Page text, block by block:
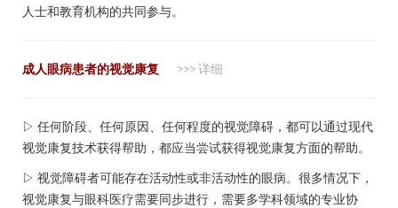
人士和教育机构的共同参与。
成人眼病患者的视觉康复 >>> 详细
▷ 任何阶段、任何原因、任何程度的视觉障碍，都可以通过现代
视觉康复技术获得帮助，都应当尝试获得视觉康复方面的帮助。
▷ 视觉障碍者可能存在活动性或非活动性的眼病。很多情况下，
视觉康复与眼科医疗需要同步进行，需要多学科领域的专业协